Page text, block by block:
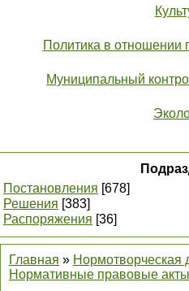
Политика в отношении
Муниципальный
Постановления [678]
Решения [383]
Распоряжения [36]
Главная » Нормотворческая
Нормативные правовые акты